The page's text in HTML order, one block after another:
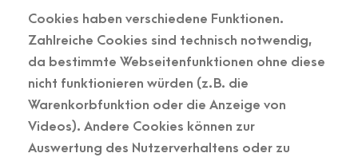
Cookies haben verschiedene Funktionen.
Zahlreiche Cookies sind technisch notwendig,
da bestimmte Webseitenfunktionen ohne diese
nicht funktionieren würden (z. B. die
Warenkorbfunktion oder die Anzeige von
Videos). Andere Cookies können zur
Auswertung des Nutzerverhaltens oder zu